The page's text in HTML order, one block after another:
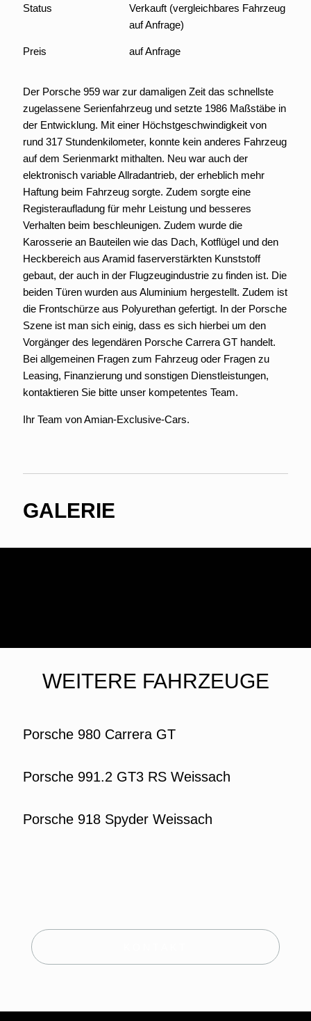
Status
Verkauft (vergleichbares Fahrzeug
auf Anfrage)
Preis auf Anfrage
Der Porsche 959 war zur damaligen Zeit das schnellste
zugelassene Serienfahrzeug und setzte 1986 Maßstäbe in
der Entwicklung. Mit einer Höchstgeschwindigkeit von
rund 317 Stundenkilometer, konnte kein anderes Fahrzeug
auf dem Serienmarkt mithalten. Neu war auch der
elektronisch variable Allradantrieb, der erheblich mehr
Haftung beim Fahrzeug sorgte. Zudem sorgte eine
Registeraufladung für mehr Leistung und besseres
Verhalten beim beschleunigen. Zudem wurde die
Karosserie an Bauteilen wie das Dach, Kotflügel und den
Heckbereich aus Aramid faserverstärkten Kunststoff
gebaut, der auch in der Flugzeugindustrie zu finden ist. Die
beiden Türen wurden aus Aluminium hergestellt. Zudem ist
die Frontschürze aus Polyurethan gefertigt. In der Porsche
Szene ist man sich einig, dass es sich hierbei um den
Vorgänger des legendären Porsche Carrera GT handelt.
Bei allgemeinen Fragen zum Fahrzeug oder Fragen zu
Leasing, Finanzierung und sonstigen Dienstleistungen,
kontaktieren Sie bitte unser kompetentes Team.
Ihr Team von Amian-Exclusive-Cars.
GALERIE
WEITERE FAHRZEUGE
Porsche 980 Carrera GT
Porsche 991.2 GT3 RS Weissach
Porsche 918 Spyder Weissach